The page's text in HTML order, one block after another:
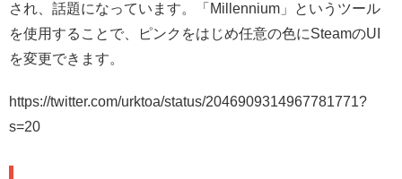
され、話題になっています。「Millennium」というツール
を使用することで、ピンクをはじめ任意の色にSteamのUI
を変更できます。
https://twitter.com/urktoa/status/2046909314967781771?
s=20